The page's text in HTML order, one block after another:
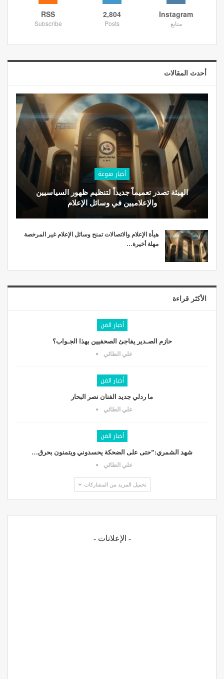
Instagram
متابع
2,804
Posts
RSS
Subscribe
أحدث المقالات
أخبار منوعة
الهيئة تصدر تعميماً جديداً لتنظيم ظهور السياسيين
والإعلاميين في وسائل الإعلام
هيأة الإعلام والاتصالات تمنح وسائل الإعلام غير المرخصة
مهلة أخيرة…
الأكثر قراءة
أخبار الفن
حازم الصـدير يفاجئ الصحفيين بهذا الجـواب؟
علي الطائي
أخبار الفن
ما ردلي جديد الفنان نصر البحار
علي الطائي
أخبار الفن
شهد الشمري:”حتى على الضحكة يحسدوني ويتمنون بحرق…
علي الطائي
تحميل المزيد من المشاركات
- الإعلانات -